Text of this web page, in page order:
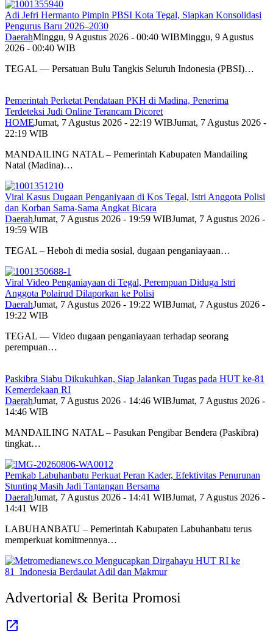
Adi Jefri Hermanto Pimpin PBSI Kota Tegal, Siapkan Konsolidasi
Pengurus Baru 2026–2030
DaerahMinggu, 9 Agustus 2026 - 00:40 WIBMinggu, 9 Agustus
2026 - 00:40 WIB
TEGAL — Persatuan Bulu Tangkis Seluruh Indonesia (PBSI)…
Pemerintah Perketat Pendataan PKH di Madina, Penerima
Terdeteksi Judi Online Terancam Dicoret
HOMEJumat, 7 Agustus 2026 - 22:19 WIBJumat, 7 Agustus 2026 -
22:19 WIB
MANDAILING NATAL – Pemerintah Kabupaten Mandailing
Natal (Madina)…
Viral Kasus Dugaan Penganiyaan di Kos Tegal, Istri Anggota Polisi
dan Korban Sama-Sama Angkat Bicara
DaerahJumat, 7 Agustus 2026 - 19:59 WIBJumat, 7 Agustus 2026 -
19:59 WIB
TEGAL – Heboh di media sosial, dugaan penganiayaan…
Viral Video Penganiayaan di Tegal, Perempuan Diduga Istri
Anggota Polairud Dilaporkan ke Polisi
DaerahJumat, 7 Agustus 2026 - 19:22 WIBJumat, 7 Agustus 2026 -
19:22 WIB
TEGAL — Video dugaan penganiayaan terhadap seorang
perempuan…
Paskibra Siabu Dikukuhkan, Siap Jalankan Tugas pada HUT ke-81
Kemerdekaan RI
DaerahJumat, 7 Agustus 2026 - 14:46 WIBJumat, 7 Agustus 2026 -
14:46 WIB
MANDAILING NATAL – Pasukan Pengibar Bendera (Paskibra)
tingkat…
Pemkab Labuhanbatu Perkuat Peran Kader, Efektivitas Penurunan
Stunting Masih Jadi Tantangan Bersama
DaerahJumat, 7 Agustus 2026 - 14:41 WIBJumat, 7 Agustus 2026 -
14:41 WIB
LABUHANBATU – Pemerintah Kabupaten Labuhanbatu terus
memperkuat komitmennya…
Advertorial & Berita Promosi